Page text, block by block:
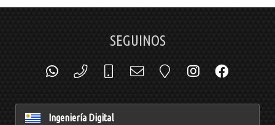
SEGUINOS
Ingeniería Digital